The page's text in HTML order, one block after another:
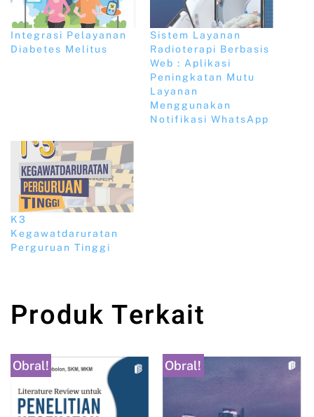
Integrasi Pelayanan
Diabetes Melitus
Sistem Layanan
Radioterapi Berbasis
Web : Aplikasi
Peningkatan Mutu
Layanan
Menggunakan
Notifikasi WhatsApp
K3
Kegawatdaruratan
Perguruan Tinggi
Produk Terkait
Obral! Obral!